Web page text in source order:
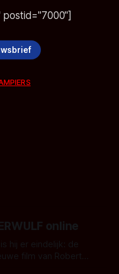
postid="7000"]
online
hij er eindelijk: de
film van Robert